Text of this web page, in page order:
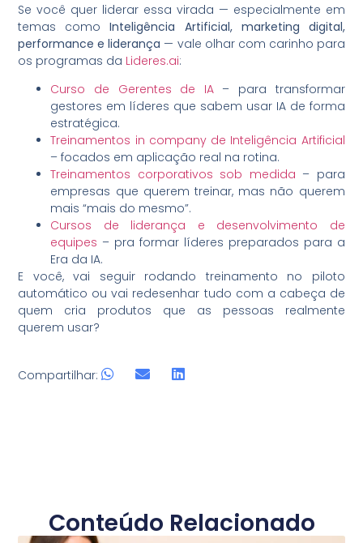
Se você quer liderar essa virada — especialmente em
temas comoInteligência Artificial, marketing digital,
performance e liderança — vale olhar com carinho para
os programas da Lideres.ai:
Curso de Gerentes de IA– para transformar
gestores em líderes que sabem usar IA de forma
estratégica.
Treinamentos in company de Inteligência Artificial
– focados em aplicação real na rotina.
Treinamentos corporativos sob medida – para
empresas que querem treinar, mas não querem
mais “mais do mesmo”.
Cursos de liderança e desenvolvimento de
equipes – pra formar líderes preparados para a
Era da IA.
E você, vai seguir rodando treinamento no piloto
automático ou vai redesenhar tudo com a cabeça de
quem cria produtos que as pessoas realmente
querem usar?
Compartilhar:
Conteúdo Relacionado